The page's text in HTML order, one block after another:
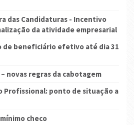
das Candidaturas - Incentivo
da atividade empresarial
de beneficiário efetivo até dia 31
novas regras da cabotagem
Profissional: ponto de situação a
checo